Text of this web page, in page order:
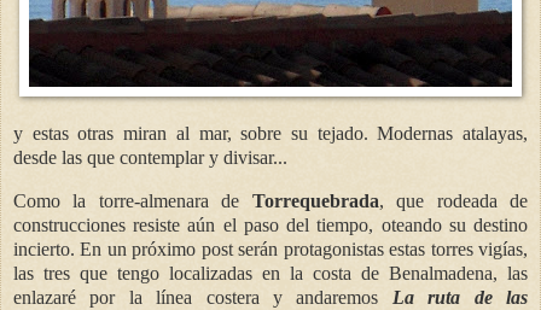
y estas otras miran al mar, sobre su tejado. Modernas atalayas,
desde las que contemplar y divisar...
Como la torre-almenara de Torrequebrada, que rodeada de
construcciones resiste aún el paso del tiempo, oteando su destino
incierto. En un próximo post serán protagonistas estas torres vigías,
las tres que tengo localizadas en la costa de Benalmadena, las
enlazaré por la línea costera y andaremos La ruta de las